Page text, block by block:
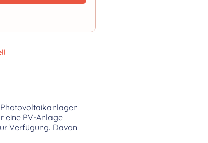
eine PV-Anlage
Verfügung. Davon